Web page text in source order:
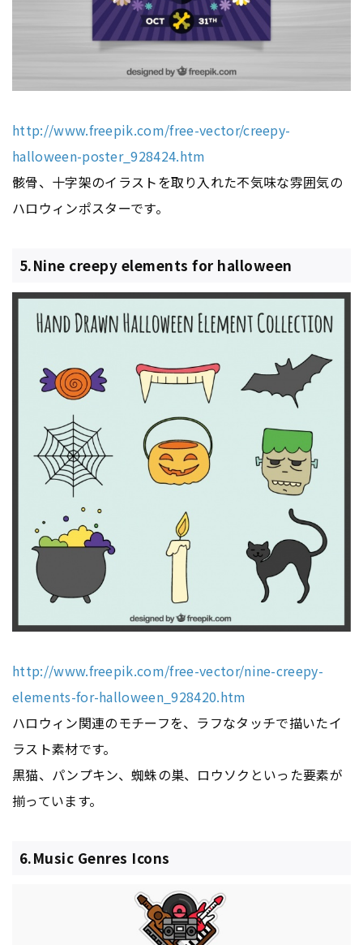
http://www.freepik.com/free-vector/creepy-
halloween-poster_928424.htm
骸骨、十字架のイラストを取り入れた不気味な雰囲気の
ハロウィンポスターです。
5.Nine creepy elements for halloween
http://www.freepik.com/free-vector/nine-creepy-
elements-for-halloween_928420.htm
ハロウィン関連のモチーフを、ラフなタッチで描いたイ
ラスト素材です。
黒猫、パンプキン、蜘蛛の巣、ロウソクといった要素が
揃っています。
6.Music Genres Icons